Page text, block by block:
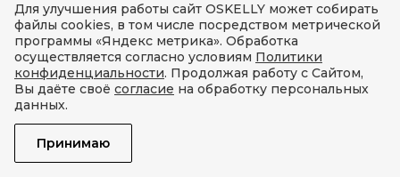
Для улучшения работы сайт OSKELLY может собирать
файлы cookies, в том числе посредством метрической
программы «Яндекс метрика». Обработка
осуществляется согласно условиям Политики
конфиденциальности. Продолжая работу с Сайтом,
Вы даёте своё согласие на обработку персональных
данных.
Принимаю